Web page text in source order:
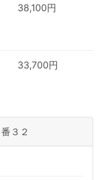
38,100円
33,700円
３２